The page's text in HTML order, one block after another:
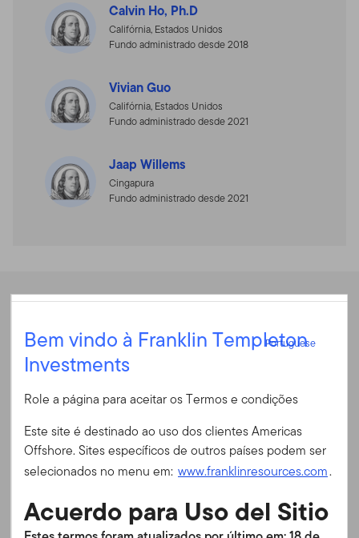
Entrar
ID do usuário
Senha
Calvin Ho, Ph.D
Califórnia, Estados Unidos
Fundo administrado desde 2018
Vivian Guo
Califórnia, Estados Unidos
Fundo administrado desde 2021
Jaap Willems
Cingapura
Fundo administrado desde 2021
Desempenho
Rentabilidade anual
Rentabilidade anual
Rendibilidade Acumulada
Em 30/06/2026
Final do Mês Final do Trimestre
Bem vindo à Franklin Templeton
Investments
Portuguese
Role a página para aceitar os Termos e condições
Este site é destinado ao uso dos clientes Americas
Offshore. Sites específicos de outros países podem ser
selecionados no menu em: www.franklinresources.com.
Acuerdo para Uso del Sitio